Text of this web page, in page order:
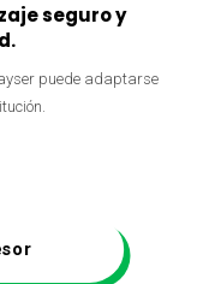
seguro y
puede adaptarse